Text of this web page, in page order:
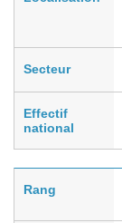
Secteur
Effectif
national
Rang